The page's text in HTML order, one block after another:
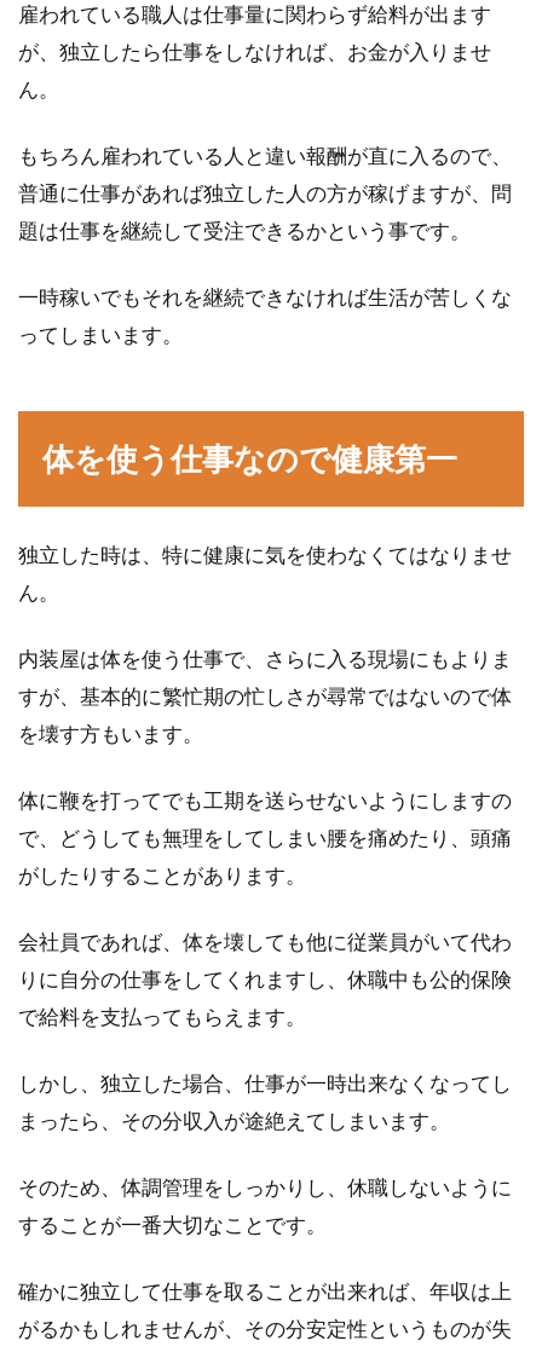
雇われている職人は仕事量に関わらず給料が出ます
が、独立したら仕事をしなければ、お金が入りませ
ん。
もちろん雇われている人と違い報酬が直に入るので、
普通に仕事があれば独立した人の方が稼げますが、問
題は仕事を継続して受注できるかという事です。
一時稼いでもそれを継続できなければ生活が苦しくな
ってしまいます。
体を使う仕事なので健康第一
独立した時は、特に健康に気を使わなくてはなりませ
ん。
内装屋は体を使う仕事で、さらに入る現場にもよりま
すが、基本的に繁忙期の忙しさが尋常ではないので体
を壊す方もいます。
体に鞭を打ってでも工期を送らせないようにしますの
で、どうしても無理をしてしまい腰を痛めたり、頭痛
がしたりすることがあります。
会社員であれば、体を壊しても他に従業員がいて代わ
りに自分の仕事をしてくれますし、休職中も公的保険
で給料を支払ってもらえます。
しかし、独立した場合、仕事が一時出来なくなってし
まったら、その分収入が途絶えてしまいます。
そのため、体調管理をしっかりし、休職しないように
することが一番大切なことです。
確かに独立して仕事を取ることが出来れば、年収は上
がるかもしれませんが、その分安定性というものが失